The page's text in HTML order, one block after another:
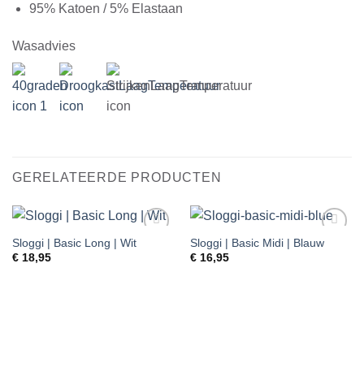
95% Katoen / 5% Elastaan
Wasadvies
GERELATEERDE PRODUCTEN
Toevoegen
Sloggi | Basic Long | Wit
€18,95
Toevoegen
Sloggi | Basic Midi | Blauw
€16,95